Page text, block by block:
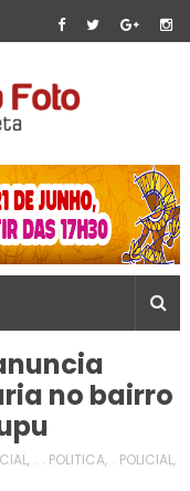
no bairro
, . . POLITICA, . POLICIAL,